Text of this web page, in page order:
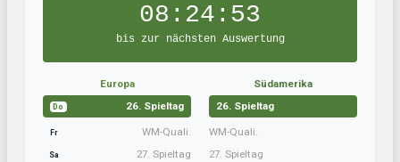
08:24:52
bis zur nächsten Auswertung
Europa
Do 26. Spieltag
Fr WM-Quali.
Sa 27. Spieltag
Südamerika
26. Spieltag
WM-Quali.
27. Spieltag